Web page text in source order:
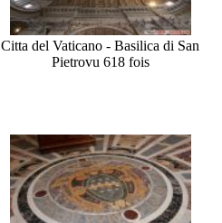
Citta del Vaticano - Basilica di San
Pietrovu 618 fois